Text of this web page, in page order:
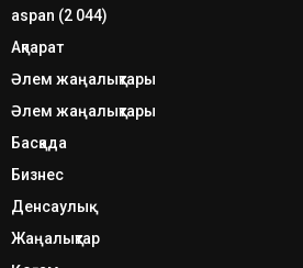
aspan (2 044)
Ақпарат
Әлем жаңалықтары
Әлем жаңалықтары
Басқада
Бизнес
Денсаулық
Жаңалықтар